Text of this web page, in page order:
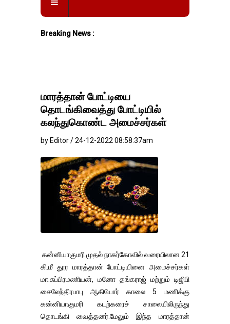
Breaking News :
மாரத்தான் போட்டியை
தொடங்கிவைத்து போட்டியில்
கலந்துகொண்ட அமைச்சர்கள்
by Editor / 24-12-2022 08:58:37am
கன்னியாகுமரி முதல் நாகர்கோவில் வரையிலான 21
கி.மீ தூர மாரத்தான் போட்டியினை அமைச்சர்கள்
மா.சுப்பிரமணியன், மனோ தங்கராஜ் மற்றும் டிஜிபி
சைலேந்திரபாபு ஆகியோர் காலை 5 மணிக்கு
கன்னியாகுமரி கடற்கரைச் சாலையிலிருந்து
தொடங்கி வைத்தனர்.மேலும் இந்த மாரத்தான்